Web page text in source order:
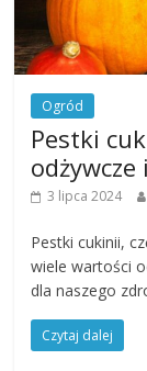
Ogród
Pestki
odżywcze
3 lipca 2024
Pestki cukinii,
wiele wartości
dla naszego
Czytaj dalej